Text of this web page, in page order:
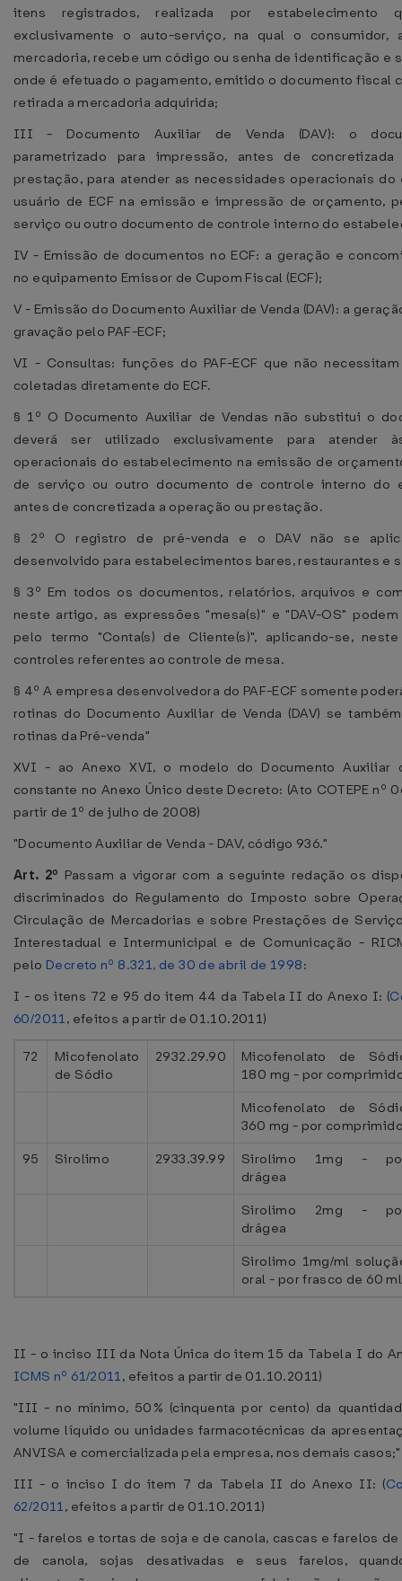
itens registrados, realizada por estabelecimento
exclusivamente o auto-serviço, na qual o consumidor,
mercadoria, recebe um código ou senha de identificação e
onde é efetuado o pagamento, emitido o documento fiscal
retirada a mercadoria adquirida;
III - Documento Auxiliar de Venda (DAV): o
parametrizado para impressão, antes de
prestação, para atender as necessidades operacionais
usuário de ECF na emissão e impressão de orçamento,
serviço ou outro documento de controle interno do
IV - Emissão de documentos no ECF: a geração e
no equipamento Emissor de Cupom Fiscal (ECF);
V - Emissão do Documento Auxiliar de Venda (DAV): a
gravação pelo PAF-ECF;
VI - Consultas: funções do PAF-ECF que não
coletadas diretamente do ECF.
§ 1º O Documento Auxiliar de Vendas não substitui o
deverá ser utilizado exclusivamente para atender
operacionais do estabelecimento na emissão de
de serviço ou outro documento de controle interno do
antes de concretizada a operação ou prestação.
§ 2º O registro de pré-venda e o DAV não se
desenvolvido para estabelecimentos bares, restaurantes e
§ 3º Em todos os documentos, relatórios, arquivos e
neste artigo, as expressões "mesa(s)" e "DAV-OS"
pelo termo "Conta(s) de Cliente(s)", aplicando-se,
controles referentes ao controle de mesa.
§ 4º A empresa desenvolvedora do PAF-ECF somente
rotinas do Documento Auxiliar de Venda (DAV) se
rotinas da Pré-venda"
XVI - ao Anexo XVI, o modelo do Documento Auxiliar
constante no Anexo Único deste Decreto: (Ato COTEPE nº
partir de 1º de julho de 2008)
"Documento Auxiliar de Venda - DAV, código 936."
Art. 2º Passam a vigorar com a seguinte redação os
discriminados do Regulamento do Imposto sobre
Circulação de Mercadorias e sobre Prestações de
Interestadual e Intermunicipal e de Comunicação -
pelo Decreto nº 8.321, de 30 de abril de 1998:
I - os itens 72 e 95 do item 44 da Tabela II do Anexo I: (
60/2011, efeitos a partir de 01.10.2011)
72
Micofenolato
de Sódio
2932.29.90
Micofenolato de
180 mg - por
Micofenolato de
360 mg - por
95
Sirolimo 2933.39.99
Sirolimo 1mg -
drágea
Sirolimo 2mg -
drágea
Sirolimo 1mg/ml
oral - por frasco de 60 ml
II - o inciso III da Nota Única do item 15 da Tabela I do
ICMS nº 61/2011, efeitos a partir de 01.10.2011)
"III - no mínimo, 50% (cinquenta por cento) da
volume líquido ou unidades farmacotécnicas da
ANVISA e comercializada pela empresa, nos demais
III - o inciso I do item 7 da Tabela II do Anexo II: (
62/2011, efeitos a partir de 01.10.2011)
"I - farelos e tortas de soja e de canola, cascas e farelos
de canola, sojas desativadas e seus farelos,